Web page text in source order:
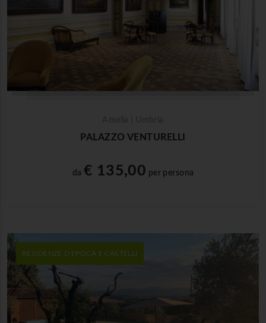
PALAZZO VENTURELLI
da € 135,00 per persona
RESIDENZE D'EPOCA E CASTELLI